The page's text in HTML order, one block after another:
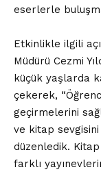
eserlerle
Etkinlikle ilgili
Müdürü Cezmi
küçük yaşlarda
çekerek,
geçirmelerini
ve kitap sevgisini
düzenledik.
farklı